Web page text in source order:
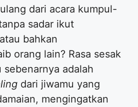
dari acara kumpul-
sadar ikut
bahkan
orang lain? Rasa sesak
sebenarnya adalah
dari jiwamu yang
mengingatkan